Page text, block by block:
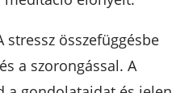
stressz összefüggésbe
a szorongással. A